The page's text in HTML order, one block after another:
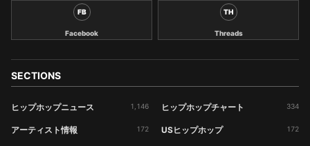
FB
Facebook
TH
Threads
SECTIONS
ヒップホップニュース 1,146 ヒップホップチャート 334
アーティスト情報 172 USヒップホップ 172